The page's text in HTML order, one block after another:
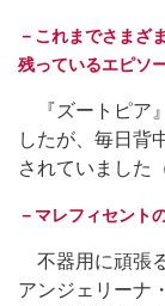
－これまでさまざ
残っているエピソ
『ズートピア
したが、毎日背
されていました
－マレフィセント
不器用に頑張
アンジェリーナ